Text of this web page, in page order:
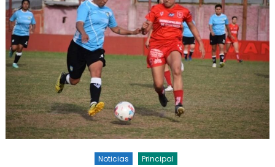
Noticias Principal